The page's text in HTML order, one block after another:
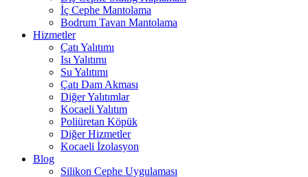
İç Cephe Mantolama
Bodrum Tavan Mantolama
Hizmetler
Çatı Yalıtımı
Isı Yalıtımı
Su Yalıtımı
Çatı Dam Akması
Diğer Yalıtımlar
Kocaeli Yalıtım
Poliüretan Köpük
Diğer Hizmetler
Kocaeli İzolasyon
Blog
Silikon Cephe Uygulaması